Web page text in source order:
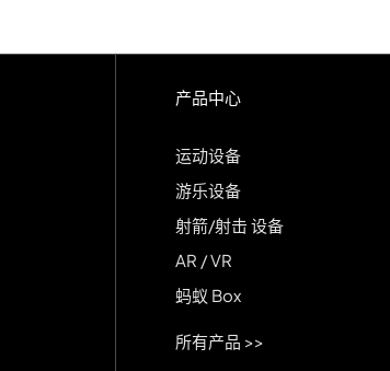
产品中心
运动设备
游乐设备
射箭/射击 设备
AR / VR
蚂蚁 Box
所有产品 >>